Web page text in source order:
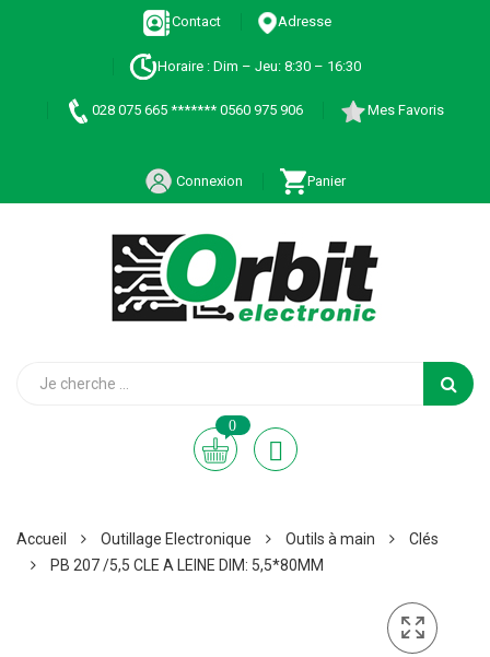
Contact Adresse
Horaire : Dim – Jeu: 8:30 – 16:30
028 075 665 ******* 0560 975 906 Mes Favoris
Connexion Panier
0
Accueil Outillage Electronique Outils à main
Clés
PB 207 /5,5 CLE A LEINE DIM: 5,5*80MM